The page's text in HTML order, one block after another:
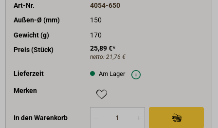
Art-Nr.
4054-650
Außen-Ø (mm)
150
Gewicht (g)
170
Preis (Stück)
25,89 €*
netto: 21,76 €
Lieferzeit Am Lager
Merken
In den Warenkorb